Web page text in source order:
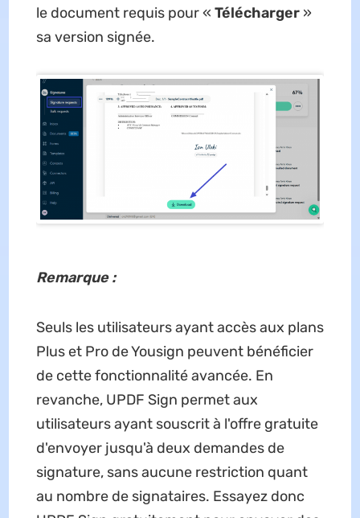
le document requis pour « Télécharger»
sa version signée.
Remarque :
Seuls les utilisateurs ayant accès aux plans
Plus et Pro de Yousign peuvent bénéficier
de cette fonctionnalité avancée. En
revanche, UPDF Sign permet aux
utilisateurs ayant souscrit à l'offre gratuite
d'envoyer jusqu'à deux demandes de
signature, sans aucune restriction quant
au nombre de signataires. Essayez donc